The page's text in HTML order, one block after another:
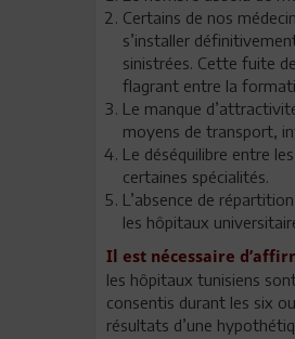
Certains de nos
s’installer
sinistrées. Cette fuite
flagrant entre la
Le manque
moyens de transport,
Le déséquilibre entre
certaines spécialités.
L’absence de
les hôpitaux
Il est nécessaire
les hôpitaux tunisiens
consentis durant les six
résultats d’une